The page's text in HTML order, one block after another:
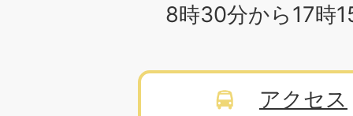
8時30分から17時
アクセス